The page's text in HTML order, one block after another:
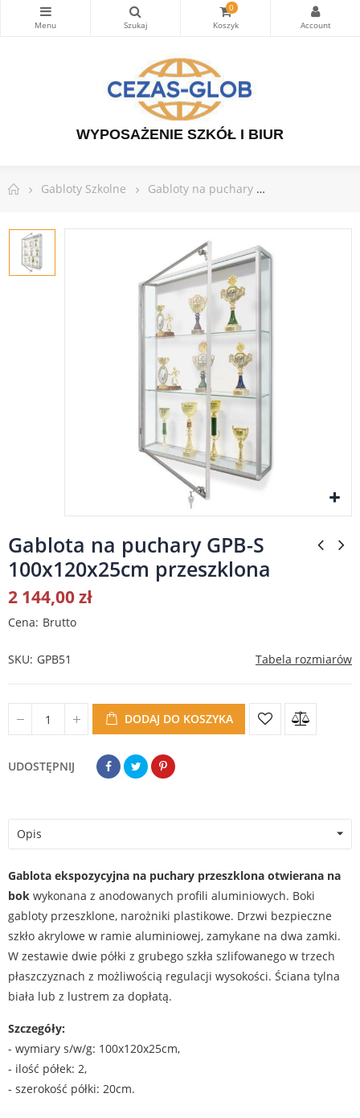
0
WYPOSAŻENIE SZKÓŁ I BIUR
Gabloty Szkolne Gabloty na puchary
Gablota na puchary GPB-S
100x120x25cm przeszklona
2 144,00 zł
Cena Brutto
Tabela rozmiarów
SKU GPB51
DODAJ DO KOSZYKA
UDOSTĘPNIJ
Opis
Gablota ekspozycyjna na puchary przeszklona otwierana na
bok wykonana z anodowanych profili aluminiowych. Boki
gabloty przeszklone, narożniki plastikowe. Drzwi bezpieczne
szkło akrylowe w ramie aluminiowej, zamykane na dwa zamki.
W zestawie dwie półki z grubego szkła szlifowanego w trzech
płaszczyznach z możliwością regulacji wysokości. Ściana tylna
biała lub z lustrem za dopłatą.
Szczegóły:
- wymiary s/w/g: 100x120x25cm,
- ilość półek: 2,
- szerokość półki: 20cm.